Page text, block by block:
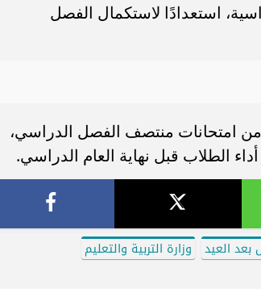
استعدادًا لاستكمال الفصل
من امتحانات منتصف الفصل الدراسي،
الطلاب قبل نهاية العام الدراسي.
العيد
وزارة التربية والتعليم